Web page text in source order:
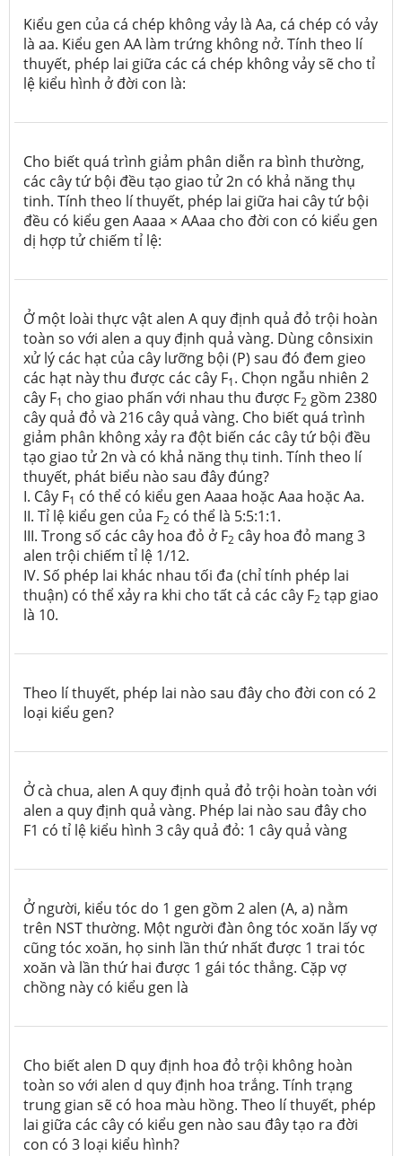
Kiểu gen của cá chép không vảy là Aa, cá chép có vảy
là aa. Kiểu gen AA làm trứng không nở. Tính theo lí
thuyết, phép lai giữa các cá chép không vảy sẽ cho tỉ
lệ kiểu hình ở đời con là:
Cho biết quá trình giảm phân diễn ra bình thường,
các cây tứ bội đều tạo giao tử 2n có khả năng thụ
tinh. Tính theo lí thuyết, phép lai giữa hai cây tứ bội
đều có kiểu gen Aaaa × AAaa cho đời con có kiểu gen
dị hợp tử chiếm tỉ lệ:
Ở một loài thực vật alen A quy định quả đỏ trội hoàn
toàn so với alen a quy định quả vàng. Dùng cônsixin
xử lý các hạt của cây lưỡng bội (P) sau đó đem gieo
các hạt này thu được các cây F1. Chọn ngẫu nhiên 2
cây F1 cho giao phấn với nhau thu được F2 gồm 2380
cây quả đỏ và 216 cây quả vàng. Cho biết quá trình
giảm phân không xảy ra đột biến các cây tứ bội đều
tạo giao tử 2n và có khả năng thụ tinh. Tính theo lí
thuyết, phát biểu nào sau đây đúng?
I. Cây F1 có thể có kiểu gen Aaaa hoặc Aaa hoặc Aa.
II. Tỉ lệ kiểu gen của F2 có thể là 5:5:1:1.
III. Trong số các cây hoa đỏ ở F2 cây hoa đỏ mang 3
alen trội chiếm tỉ lệ 1/12.
IV. Số phép lai khác nhau tối đa (chỉ tính phép lai
thuận) có thể xảy ra khi cho tất cả các cây F2 tạp giao
là 10.
Theo lí thuyết, phép lai nào sau đây cho đời con có 2
loại kiểu gen?
Ở cà chua, alen A quy định quả đỏ trội hoàn toàn với
alen a quy định quả vàng. Phép lai nào sau đây cho
F1 có tỉ lệ kiểu hình 3 cây quả đỏ: 1 cây quả vàng
Ở người, kiểu tóc do 1 gen gồm 2 alen (A, a) nằm
trên NST thường. Một người đàn ông tóc xoăn lấy vợ
cũng tóc xoăn, họ sinh lần thứ nhất được 1 trai tóc
xoăn và lần thứ hai được 1 gái tóc thẳng. Cặp vợ
chồng này có kiểu gen là
Cho biết alen D quy định hoa đỏ trội không hoàn
toàn so với alen d quy định hoa trắng. Tính trạng
trung gian sẽ có hoa màu hồng. Theo lí thuyết, phép
lai giữa các cây có kiểu gen nào sau đây tạo ra đời
con có 3 loại kiểu hình?